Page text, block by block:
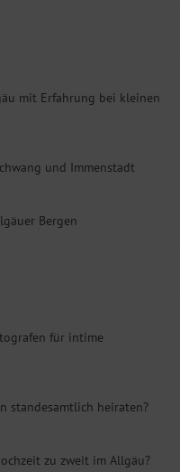
mit Erfahrung bei kleinen
und Immenstadt
Bergen
für intime
standesamtlich heiraten?
zu zweit im Allgäu?